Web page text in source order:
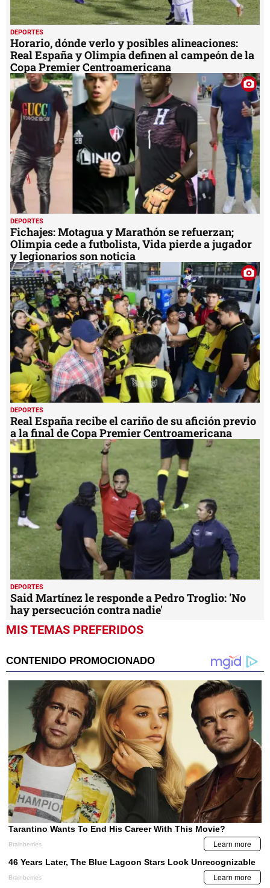
DEPORTES
Horario, dónde verlo y posibles alineaciones:
Real España y Olimpia definen al campeón de la
Copa Premier Centroamericana
DEPORTES
Fichajes: Motagua y Marathón se refuerzan;
Olimpia cede a futbolista, Vida pierde a jugador
y legionarios son noticia
DEPORTES
Real España recibe el cariño de su afición previo
a la final de Copa Premier Centroamericana
DEPORTES
Said Martínez le responde a Pedro Troglio: 'No
hay persecución contra nadie'
MIS TEMAS PREFERIDOS